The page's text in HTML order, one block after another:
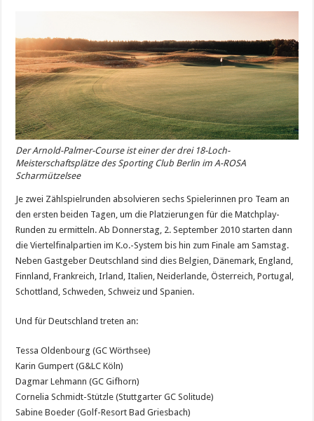
Der Arnold-Palmer-Course ist einer der drei 18-Loch-
Meisterschaftsplätze des Sporting Club Berlin im A-ROSA
Scharmützelsee
Je zwei Zählspielrunden absolvieren sechs Spielerinnen pro Team an
den ersten beiden Tagen, um die Platzierungen für die Matchplay-
Runden zu ermitteln. Ab Donnerstag, 2. September 2010 starten dann
die Viertelfinalpartien im K.o.-System bis hin zum Finale am Samstag.
Neben Gastgeber Deutschland sind dies Belgien, Dänemark, England,
Finnland, Frankreich, Irland, Italien, Neiderlande, Österreich, Portugal,
Schottland, Schweden, Schweiz und Spanien.
Und für Deutschland treten an:
Tessa Oldenbourg (GC Wörthsee)
Karin Gumpert (G&LC Köln)
Dagmar Lehmann (GC Gifhorn)
Cornelia Schmidt-Stützle (Stuttgarter GC Solitude)
Sabine Boeder (Golf-Resort Bad Griesbach)